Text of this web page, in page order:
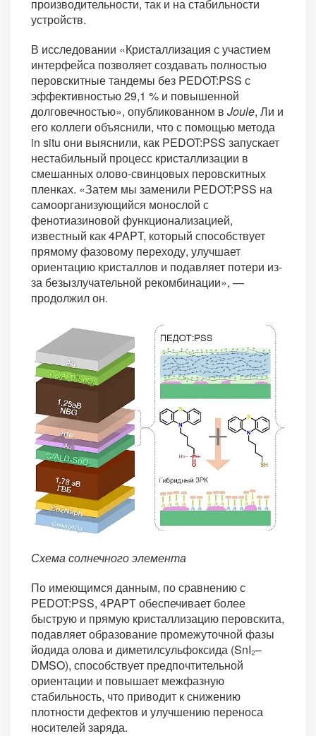
производительности, так и на стабильности
устройств.
В исследовании «Кристаллизация с участием
интерфейса позволяет создавать полностью
перовскитные тандемы без PEDOT:PSS с
эффективностью 29,1 % и повышенной
долговечностью», опубликованном в Joule, Ли и
его коллеги объяснили, что с помощью метода
in situ они выяснили, как PEDOT:PSS запускает
нестабильный процесс кристаллизации в
смешанных олово-свинцовых перовскитных
пленках. «Затем мы заменили PEDOT:PSS на
самоорганизующийся монослой с
фенотиазиновой функционализацией,
известный как 4PAPT, который способствует
прямому фазовому переходу, улучшает
ориентацию кристаллов и подавляет потери из-
за безызлучательной рекомбинации», —
продолжил он.
Схема солнечного элемента
По имеющимся данным, по сравнению с
PEDOT:PSS, 4PAPT обеспечивает более
быструю и прямую кристаллизацию перовскита,
подавляет образование промежуточной фазы
йодида олова и диметилсульфоксида (SnI₂–
DMSO), способствует предпочтительной
ориентации и повышает межфазную
стабильность, что приводит к снижению
плотности дефектов и улучшению переноса
носителей заряда.